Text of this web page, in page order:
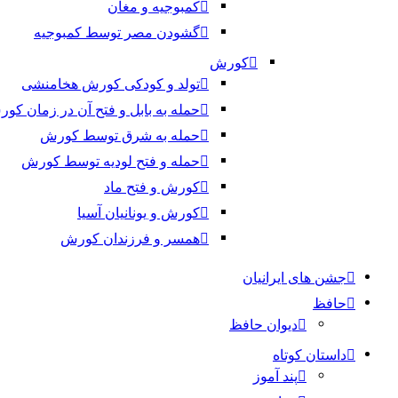
کمبوجیه و مغان
گشودن مصر توسط کمبوجیه
کورش
تولد و کودکی کورش هخامنشی
حمله به بابل و فتح آن در زمان
حمله به شرق توسط کورش
حمله و فتح لودیه توسط کورش
کورش و فتح ماد
کورش و یونانیان آسیا
همسر و فرزندان کورش
جشن های ایرانیان
حافظ
دیوان حافظ
داستان کوتاه
پند آموز